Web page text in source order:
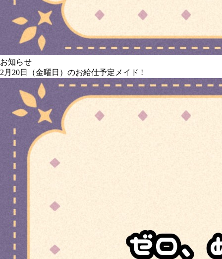
お知らせ
2月20日（金曜日）のお給仕予定メイド !